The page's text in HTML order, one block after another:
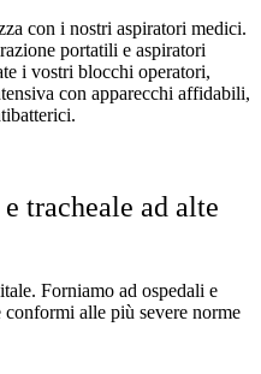
con i nostri aspiratori medici.
portatili e aspiratori
i vostri blocchi operatori,
con apparecchi affidabili,
tracheale ad alte
Forniamo ad ospedali e
alle più severe norme